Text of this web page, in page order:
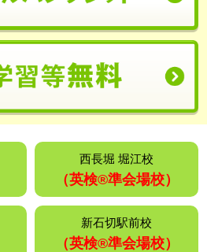
西長堀 堀江校
（英検®️準会場校）
新石切駅前校
（英検®️準会場校）